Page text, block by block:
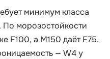
минимум класса
По морозостойкости
F100, а М150 даёт F75.
— W4 у